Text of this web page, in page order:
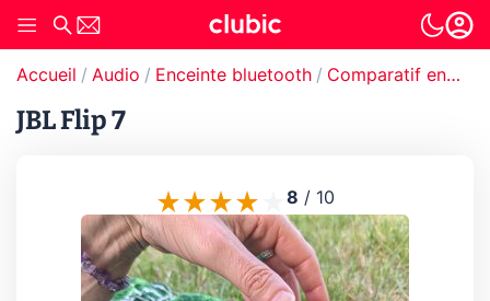
Accueil Audio Enceinte bluetooth Comparatif enceinte bluetooth
JBL Flip 7
8 / 10